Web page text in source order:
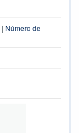
| Número de